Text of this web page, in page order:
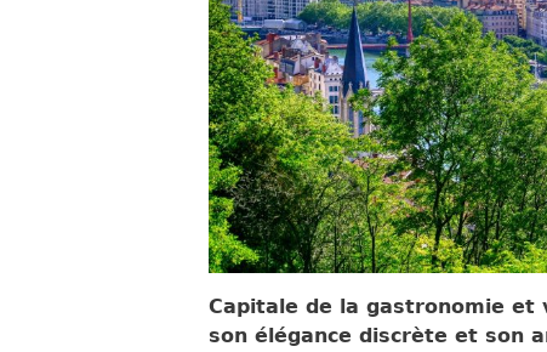
Capitale de la gastronomie et
son élégance discrète et son